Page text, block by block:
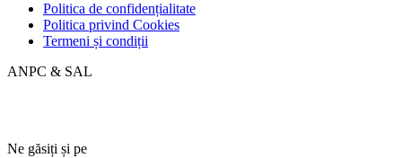
Politica de confidențialitate
Politica privind Cookies
Termeni și condiții
ANPC & SAL
Ne găsiți și pe